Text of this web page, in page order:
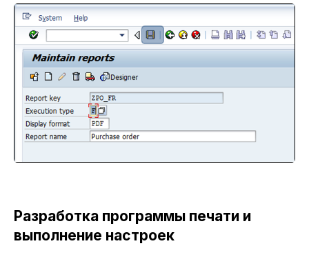
Разработка программы печати и
выполнение настроек